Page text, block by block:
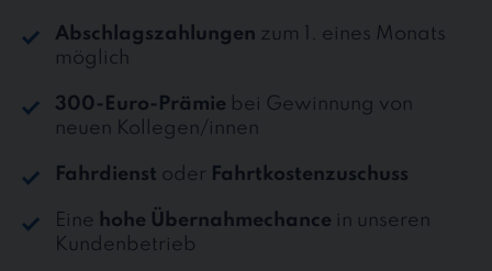
Abschlagszahlungen zum 1. eines Monats
möglich
300-Euro-Prämie bei Gewinnung von
neuen Kollegen/innen
Fahrdienst oder Fahrtkostenzuschuss
Eine hohe Übernahmechance in unseren
Kundenbetrieb